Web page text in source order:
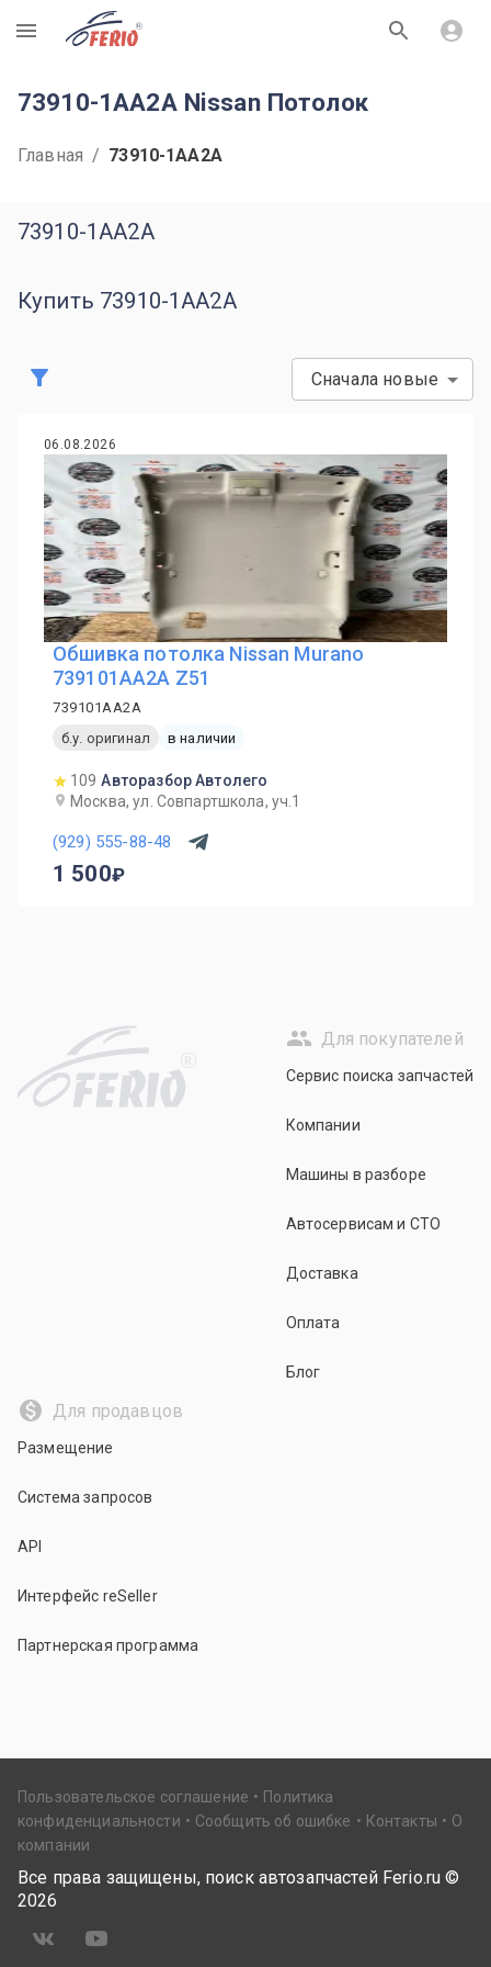
R
73910-1AA2A Nissan Потолок
Главная / 73910-1AA2A
73910-1AA2A
Купить 73910-1AA2A
Сначала новые
06.08.2026
Обшивка потолка Nissan Murano
739101AA2A Z51
739101AA2A
б.у. оригинал
в наличии
109 Авторазбор Автолего
Москва, ул. Совпартшкола, уч.1
(929) 555-88-48
1 500
R
Для покупателей
Сервис поиска запчастей
Компании
Машины в разборе
Автосервисам и СТО
Доставка
Оплата
Блог
Для продавцов
Размещение
Система запросов
API
Интерфейс reSeller
Партнерская программа
Пользовательское соглашение
Политика
конфиденциальности
Сообщить об ошибке Контакты
О
компании
Все права защищены, поиск автозапчастей Ferio.ru ©
2026